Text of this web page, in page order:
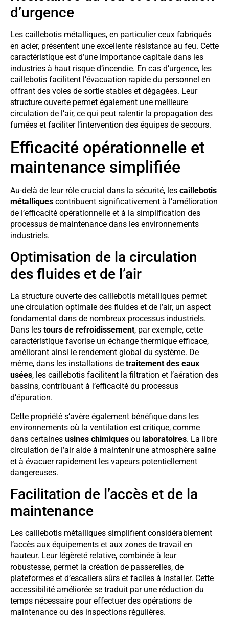
d’urgence
Les caillebotis métalliques, en particulier ceux fabriqués
en acier, présentent une excellente résistance au feu. Cette
caractéristique est d’une importance capitale dans les
industries à haut risque d’incendie. En cas d’urgence, les
caillebotis facilitent l’évacuation rapide du personnel en
offrant des voies de sortie stables et dégagées. Leur
structure ouverte permet également une meilleure
circulation de l’air, ce qui peut ralentir la propagation des
fumées et faciliter l’intervention des équipes de secours.
Efficacité opérationnelle et
maintenance simplifiée
Au-delà de leur rôle crucial dans la sécurité, les caillebotis
métalliques contribuent significativement à l’amélioration
de l’efficacité opérationnelle et à la simplification des
processus de maintenance dans les environnements
industriels.
Optimisation de la circulation
des fluides et de l’air
La structure ouverte des caillebotis métalliques permet
une circulation optimale des fluides et de l’air, un aspect
fondamental dans de nombreux processus industriels.
Dans les tours de refroidissement, par exemple, cette
caractéristique favorise un échange thermique efficace,
améliorant ainsi le rendement global du système. De
même, dans les installations de traitement des eaux
usées, les caillebotis facilitent la filtration et l’aération des
bassins, contribuant à l’efficacité du processus
d’épuration.
Cette propriété s’avère également bénéfique dans les
environnements où la ventilation est critique, comme
dans certaines usines chimiques ou laboratoires. La libre
circulation de l’air aide à maintenir une atmosphère saine
et à évacuer rapidement les vapeurs potentiellement
dangereuses.
Facilitation de l’accès et de la
maintenance
Les caillebotis métalliques simplifient considérablement
l’accès aux équipements et aux zones de travail en
hauteur. Leur légèreté relative, combinée à leur
robustesse, permet la création de passerelles, de
plateformes et d’escaliers sûrs et faciles à installer. Cette
accessibilité améliorée se traduit par une réduction du
temps nécessaire pour effectuer des opérations de
maintenance ou des inspections régulières.